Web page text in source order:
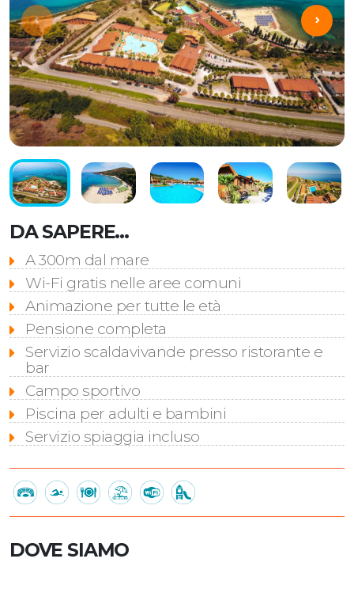
DA SAPERE...
A 300m dal mare
Wi-Fi gratis nelle aree comuni
Animazione per tutte le età
Pensione completa
Servizio scaldavivande presso ristorante e
bar
Campo sportivo
Piscina per adulti e bambini
Servizio spiaggia incluso
DOVE SIAMO